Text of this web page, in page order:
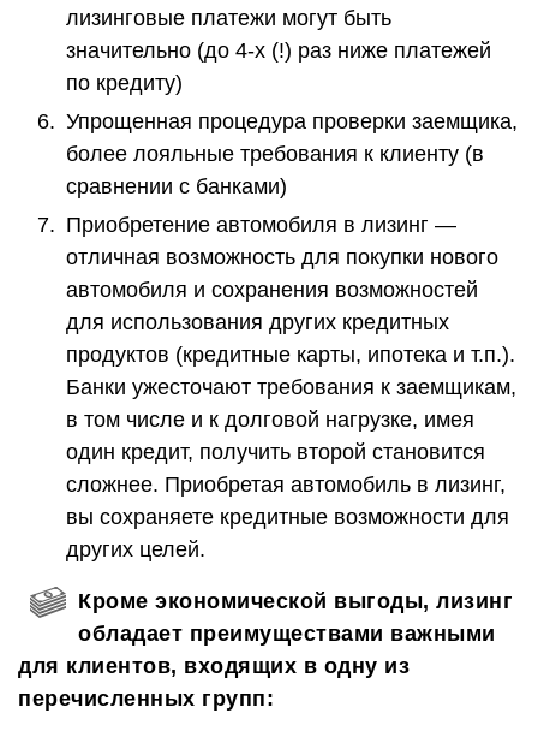
лизинговые платежи могут быть
значительно (до 4-х (!) раз ниже платежей
по кредиту)
Упрощенная процедура проверки заемщика,
более лояльные требования к клиенту (в
сравнении с банками)
Приобретение автомобиля в лизинг —
отличная возможность для покупки нового
автомобиля и сохранения возможностей
для использования других кредитных
продуктов (кредитные карты, ипотека и т.п.).
Банки ужесточают требования к заемщикам,
в том числе и к долговой нагрузке, имея
один кредит, получить второй становится
сложнее. Приобретая автомобиль в лизинг,
вы сохраняете кредитные возможности для
других целей.
Кроме экономической выгоды, лизинг
обладает преимуществами важными
для клиентов, входящих в одну из
перечисленных групп: